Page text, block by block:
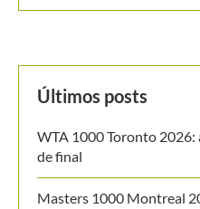
Últimos posts
WTA 1000 Toronto 2026:
de final
Masters 1000 Montreal